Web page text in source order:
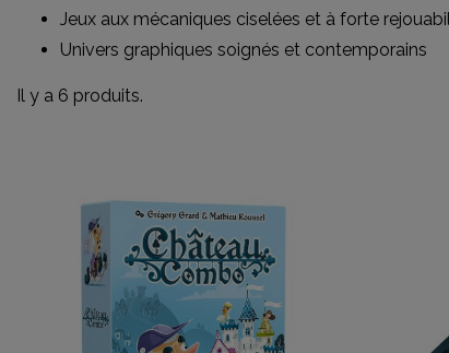
Jeux aux mécaniques ciselées et à forte
Univers graphiques soignés et contemporains
Il y a 6 produits.